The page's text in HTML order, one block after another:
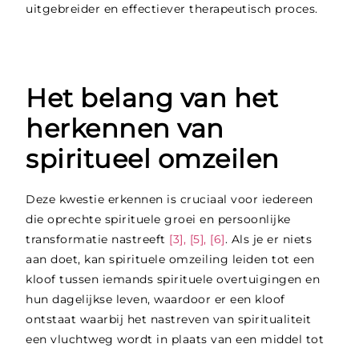
uitgebreider en effectiever therapeutisch proces.
Het belang van het
herkennen van
spiritueel omzeilen
Deze kwestie erkennen is cruciaal voor iedereen
die oprechte spirituele groei en persoonlijke
transformatie nastreeft [3], [5], [6]. Als je er niets
aan doet, kan spirituele omzeiling leiden tot een
kloof tussen iemands spirituele overtuigingen en
hun dagelijkse leven, waardoor er een kloof
ontstaat waarbij het nastreven van spiritualiteit
een vluchtweg wordt in plaats van een middel tot